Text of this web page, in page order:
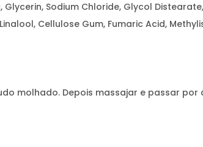
Sodium Chloride, Glycol
Cellulose Gum, Fumaric Acid,
molhado. Depois massajar e passar